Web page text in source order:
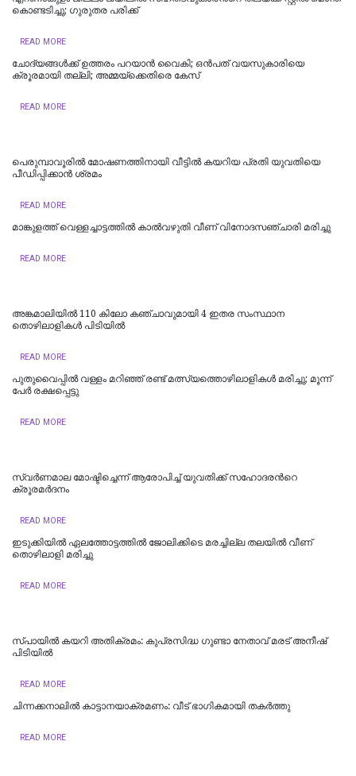
കൊണ്ടടിച്ചു; ഗുരുതര പരിക്ക്
READ MORE
ചോദ്യങ്ങൾക്ക് ഉത്തരം പറയാൻ വൈകി; ഒൻപത് വയസുകാരിയെ
ക്രൂരമായി തല്ലി; അമ്മയ്ക്കെതിരെ കേസ്
READ MORE
പെരുമ്പാവൂരിൽ മോഷണത്തിനായി വീട്ടില്‍ കയറിയ പ്രതി യുവതിയെ
പീഡിപ്പിക്കാൻ ശ്രമം
READ MORE
മാങ്കുളത്ത് വെള്ളച്ചാട്ടത്തിൽ കാൽവഴുതി വീണ് വിനോദസഞ്ചാരി മരിച്ചു
READ MORE
അങ്കമാലിയിൽ 110 കിലോ കഞ്ചാവുമായി 4 ഇതര സംസ്ഥാന
തൊഴിലാളികൾ പിടിയില്‍
READ MORE
പുതുവൈപ്പില്‍ വള്ളം മറിഞ്ഞ് രണ്ട് മത്സ്യത്തൊഴിലാളികള്‍ മരിച്ചു; മൂന്ന്
പേര്‍ രക്ഷപ്പെട്ടു
READ MORE
സ്വര്‍ണമാല മോഷ്ടിച്ചെന്ന് ആരോപിച്ച് യുവതിക്ക് സഹോദരന്‍റെ
ക്രൂരമര്‍ദനം
READ MORE
ഇടുക്കിയില്‍ ഏലത്തോട്ടത്തില്‍ ജോലിക്കിടെ മരച്ചില്ല തലയില്‍ വീണ്
തൊഴിലാളി മരിച്ചു
READ MORE
സ്പായിൽ കയറി അതിക്രമം: കുപ്രസിദ്ധ ഗുണ്ടാ നേതാവ് മരട് അനീഷ്
പിടിയിൽ
READ MORE
ചിന്നക്കനാലിൽ കാട്ടാനയാക്രമണം: വീട് ഭാഗികമായി തകർത്തു
READ MORE